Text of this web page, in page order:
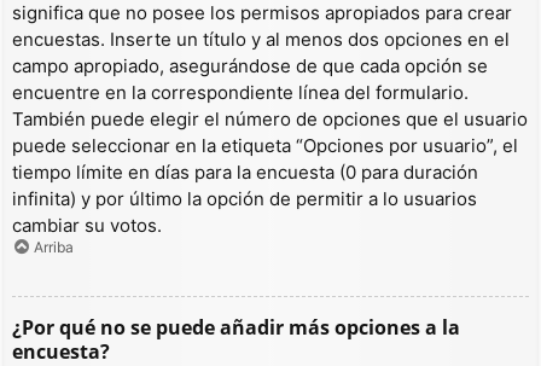
significa que no posee los permisos apropiados para crear
encuestas. Inserte un título y al menos dos opciones en el
campo apropiado, asegurándose de que cada opción se
encuentre en la correspondiente línea del formulario.
También puede elegir el número de opciones que el usuario
puede seleccionar en la etiqueta “Opciones por usuario”, el
tiempo límite en días para la encuesta (0 para duración
infinita) y por último la opción de permitir a lo usuarios
cambiar su votos.
Arriba
¿Por qué no se puede añadir más opciones a la
encuesta?